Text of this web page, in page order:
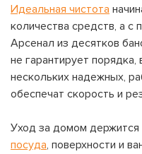
Идеальная чистота
количества средств, а с
Арсенал из десятков
не гарантирует
нескольких надежных,
обеспечат скорость и
Уход за домом держится
посуда, поверхности и